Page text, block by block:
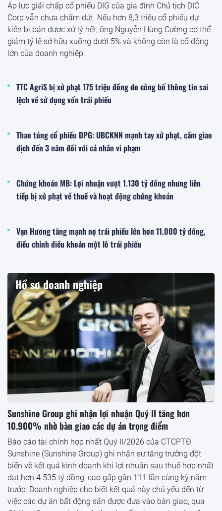
Áp lực giải chấp cổ phiếu DIG của gia đình Chủ tịch DIC
Corp vẫn chưa chấm dứt. Nếu hơn 8,3 triệu cổ phiếu dự
kiến bị bán được xử lý hết, ông Nguyễn Hùng Cường có thể
giảm tỷ lệ sở hữu xuống dưới 5% và không còn là cổ đông
lớn của doanh nghiệp.
TTC AgriS bị xử phạt 175 triệu đồng do công bố thông tin sai
lệch về sử dụng vốn trái phiếu
Thao túng cổ phiếu DPG: UBCKNN mạnh tay xử phạt, cấm giao
dịch đến 3 năm đối với cá nhân vi phạm
Chứng khoán MB: Lợi nhuận vượt 1.130 tỷ đồng nhưng liên
tiếp bị xử phạt về thuế và hoạt động chứng khoán
Vạn Hương tăng mạnh nợ trái phiếu lên hơn 11.000 tỷ đồng,
điều chỉnh điều khoản một lô trái phiếu
Hồ sơ doanh nghiệp
Sunshine Group ghi nhận lợi nhuận Quý II tăng hơn
10.900% nhờ bàn giao các dự án trọng điểm
Báo cáo tài chính hợp nhất Quý II/2026 của CTCPTĐ
Sunshine (Sunshine Group) ghi nhận sự tăng trưởng đột
biến về kết quả kinh doanh khi lợi nhuận sau thuế hợp nhất
đạt hơn 4.535 tỷ đồng, cao gấp gần 111 lần cùng kỳ năm
trước. Doanh nghiệp cho biết kết quả này chủ yếu đến từ
việc các dự án bất động sản được đưa vào bàn giao, qua